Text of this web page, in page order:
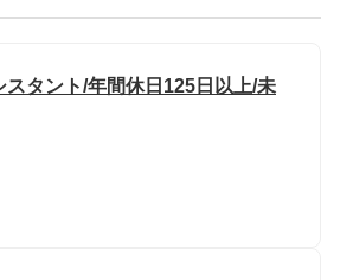
タント/年間休日125日以上/未